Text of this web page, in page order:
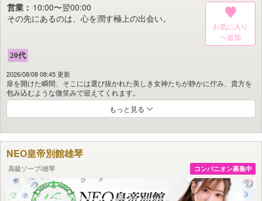
営業： 10:00〜翌00:00
その先にあるのは、心を潤す極上の出会い。
お気に入り
2026/08/08 08:45 更新
扉を開けた瞬間、そこには選び抜かれた美しき女神たちが静かに佇み、貴方を
包み込むような微笑みで迎えてくれます。
艶やかさと知性が同居するその姿。
洗練されたルックスの奥に潜む柔らかな色香は目が合った瞬間に時を止めるほ
高め合った美意識が織りなす美しさはまさに芸術品。
その存在が放つ気品と輝きにただ心を奪われることでしょう。
静寂に包まれた完全個室は心と身体をゆだねるにふさわしい特別な空間。
やわらかに灯る照明と上質な香りに彩られたインテリアが都会の雑踏を忘れさ
せ、心をほどいていきます。
もっと見る
NEO皇帝別館雄琴
高級ソープ/雄琴 コンパニオン募集中